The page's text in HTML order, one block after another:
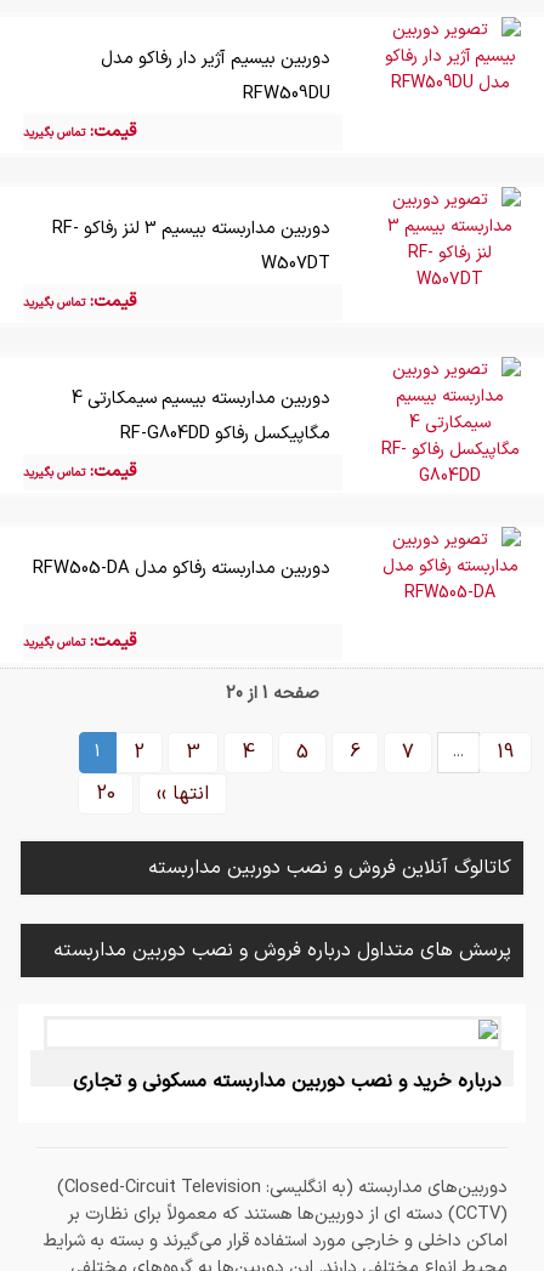
برندی و چه پروژه ای دارای تعرفه کمتر یا بیشتری باشد نیاز به نیاز
سنجی دقیق پروژه شما دارد.دوربین بیسیم آژیر دار رفاکو مدل
RFW509DU
قیمت:تماس بگیرید
دوربین مداربسته بیسیم 3 لنز رفاکو RF-
W507DT
قیمت:تماس بگیرید
دوربین مداربسته بیسیم سیمکارتی 4
مگاپیکسل رفاکو RF-G804DD
قیمت:تماس بگیرید
دوربین مداربسته رفاکو مدل RFW505-DA
قیمت:تماس بگیرید
صفحه 1 از 20
1 2 3 4 5 6 7 ...
19
20
انتها ››
کاتالوگ آنلاین فروش و نصب دوربین مداربسته
پرسش های متداول درباره فروش و نصب دوربین مداربسته
درباره خرید و نصب دوربین مداربسته مسکونی و تجاری
دوربین‌‌های مداربسته (به انگلیسی: Closed-Circuit Television)
(CCTV) دسته ای از دوربین‌ها هستند که معمولاً برای نظارت بر
اماکن داخلی و خارجی مورد استفاده قرار می‌گیرند و بسته به شرایط